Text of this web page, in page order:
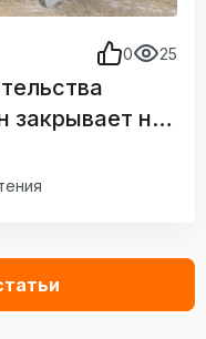
0 25
закрывает на